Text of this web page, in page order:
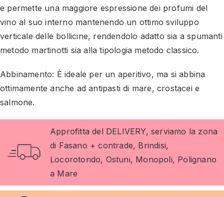
e permette una maggiore espressione dei profumi del
vino al suo interno mantenendo un ottimo sviluppo
verticale delle bollicine, rendendolo adatto sia a spumanti
metodo martinotti sia alla tipologia metodo classico.
Abbinamento: È ideale per un aperitivo, ma si abbina
ottimamente anche ad antipasti di mare, crostacei e
salmone.
Approfitta del DELIVERY, serviamo la zona
di Fasano + contrade, Brindisi,
Locorotondo, Ostuni, Monopoli, Polignano
a Mare